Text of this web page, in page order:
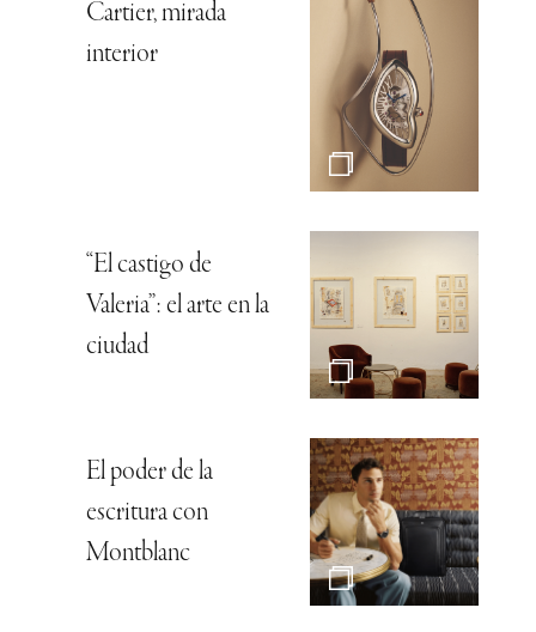
Cartier, mirada
interior
“El castigo de
Valeria”: el arte en la
ciudad
El poder de la
escritura con
Montblanc